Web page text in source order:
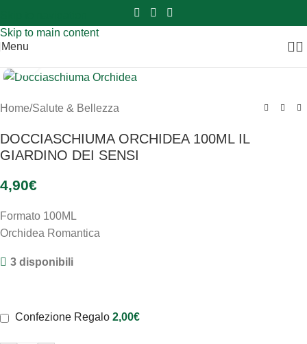
Skip to main content
Sei hai domande contattaci 📲3341056025 - 3886572748
Menu
Home/Salute & Bellezza
DOCCIASCHIUMA ORCHIDEA 100ML IL
GIARDINO DEI SENSI
4,90€
Formato 100ML
Orchidea Romantica
3 disponibili
Confezione Regalo 2,00€